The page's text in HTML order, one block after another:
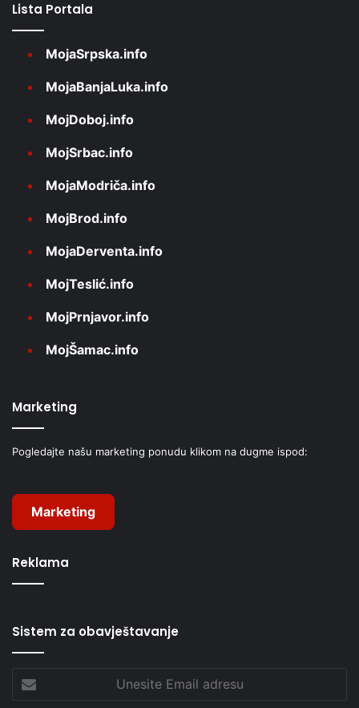
Lista Portala
MojaSrpska.info
MojaBanjaLuka.info
MojDoboj.info
MojSrbac.info
MojaModriča.info
MojBrod.info
MojaDerventa.info
MojTeslić.info
MojPrnjavor.info
MojŠamac.info
Marketing
Pogledajte našu marketing ponudu klikom na dugme ispod:
Marketing
Reklama
Sistem za obavještavanje
Email